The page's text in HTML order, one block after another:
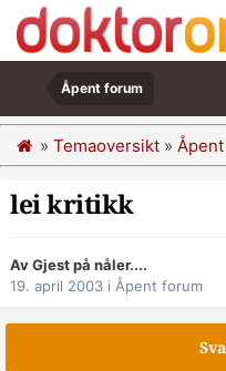
Åpent forum
» Temaoversikt »
lei kritikk
Av Gjest på nåler....
19. april 2003 i Åpent forum